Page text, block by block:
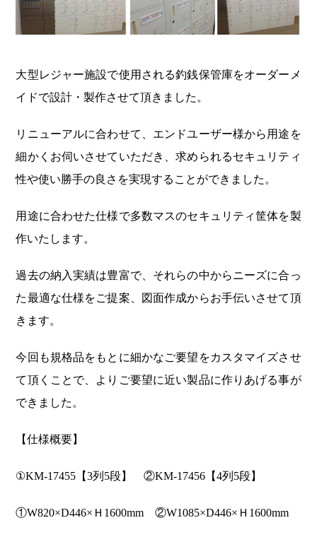
大型レジャー施設で使用される釣銭保管庫をオーダーメ
イドで設計・製作させて頂きました。
リニューアルに合わせて、エンドユーザー様から用途を
細かくお伺いさせていただき、求められるセキュリティ
性や使い勝手の良さを実現することができました。
用途に合わせた仕様で多数マスのセキュリティ筐体を製
作いたします。
過去の納入実績は豊富で、それらの中からニーズに合っ
た最適な仕様をご提案、図面作成からお手伝いさせて頂
きます。
今回も規格品をもとに細かなご要望をカスタマイズさせ
て頂くことで、よりご要望に近い製品に作りあげる事が
できました。
【仕様概要】
①KM-17455【3列5段】 ②KM-17456【4列5段】
①W820×D446×Ｈ1600mm ②W1085×D446×Ｈ1600mm